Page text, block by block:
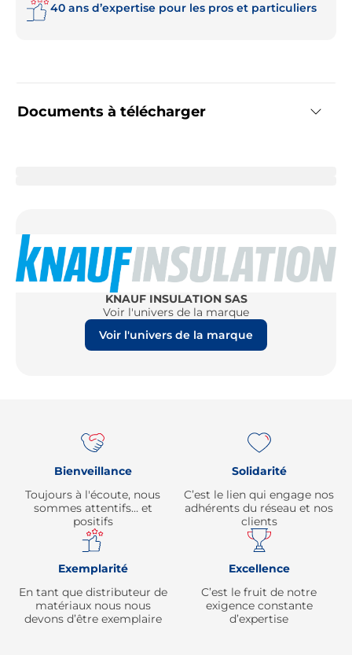
Documents à télécharger
40 ans d’expertise pour les pros et particuliers
KNAUF INSULATION SAS
Voir l'univers de la marque
Voir l'univers de la marque
Bienveillance
Toujours à l'écoute, nous
sommes attentifs… et
positifs
Solidarité
C’est le lien qui engage nos
adhérents du réseau et nos
clients
Exemplarité
En tant que distributeur de
matériaux nous nous
devons d’être exemplaire
Excellence
C’est le fruit de notre
exigence constante
d’expertise